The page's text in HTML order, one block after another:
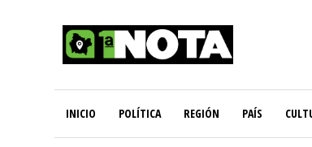
INICIO POLÍTICA REGIÓN PAÍS